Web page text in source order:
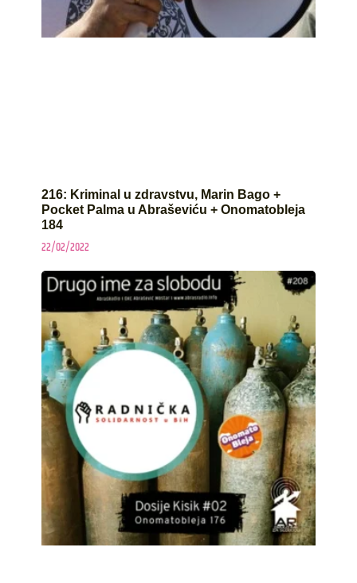
216: Kriminal u zdravstvu, Marin Bago +
Pocket Palma u Abraševiću + Onomatobleja
184
22/02/2022